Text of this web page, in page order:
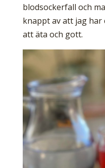
blodsockerfall och
knappt av att jag har
att äta och gott.